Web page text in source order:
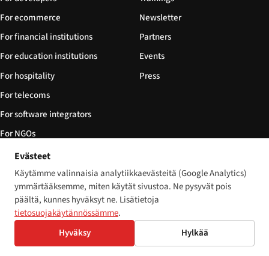
For ecommerce
For financial institutions
For education institutions
For hospitality
For telecoms
For software integrators
For NGOs
Newsletter
Partners
Events
Press
FOLLOW
Tilaa RSS-syötteenä
Sitemap
llms.txt
Evästeet
Käytämme valinnaisia analytiikkaevästeitä (Google Analytics)
ymmärtääksemme, miten käytät sivustoa. Ne pysyvät pois
päältä, kunnes hyväksyt ne. Lisätietoja
tietosuojakäytännössämme.
Hyväksy
Hylkää